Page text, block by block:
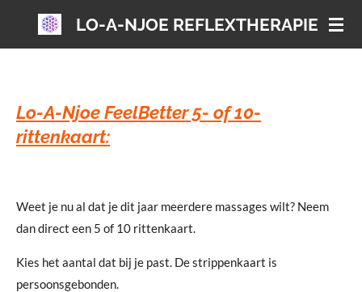
hoofdinhoud
LO-A-NJOE REFLEXTHERAPIE
Lo-A-Njoe FeelBetter 5- of 10-
rittenkaart:
Weet je nu al dat je dit jaar meerdere massages wilt? Neem
dan direct een 5 of 10 rittenkaart.
Kies het aantal dat bij je past. De strippenkaart is
persoonsgebonden.